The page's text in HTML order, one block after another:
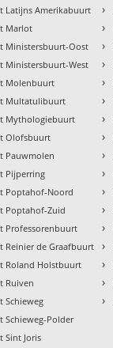
Latijns Amerikabuurt
Marlot
Ministersbuurt-Oost
Ministersbuurt-West
Molenbuurt
Multatulibuurt
Mythologiebuurt
Olofsbuurt
Pauwmolen
Pijperring
Poptahof-Noord
Poptahof-Zuid
Professorenbuurt
Reinier de Graafbuurt
Roland Holstbuurt
Ruiven
Schieweg
Schieweg-Polder
Sint Joris
›
›
›
›
›
›
›
›
›
›
›
›
›
›
›
›
›